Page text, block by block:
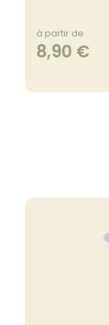
à partir de
8,90 €